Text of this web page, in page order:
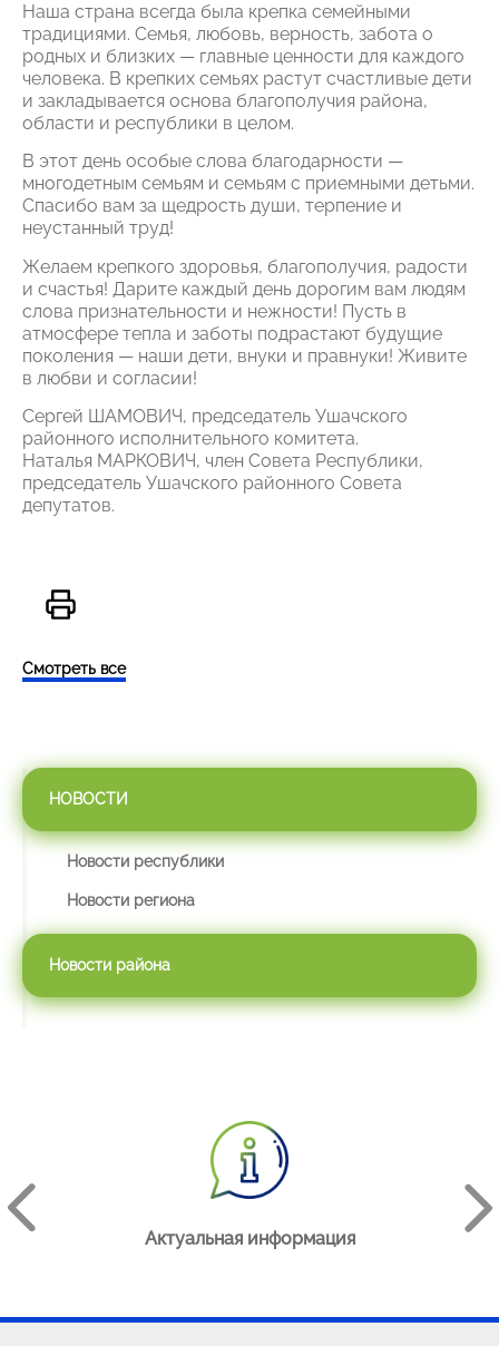
Наша страна всегда была крепка семейными
традициями. Семья, любовь, верность, забота о
родных и близких — главные ценности для каждого
человека. В крепких семьях растут счастливые дети
и закладывается основа благополучия района,
области и республики в целом.
В этот день особые слова благодарности —
многодетным семьям и семьям с приемными детьми.
Спасибо вам за щедрость души, терпение и
неустанный труд!
Желаем крепкого здоровья, благополучия, радости
и счастья! Дарите каждый день дорогим вам людям
слова признательности и нежности! Пусть в
атмосфере тепла и заботы подрастают будущие
поколения — наши дети, внуки и правнуки! Живите
в любви и согласии!
Сергей ШАМОВИЧ, председатель Ушачского
районного исполнительного комитета.
Наталья МАРКОВИЧ, член Совета Республики,
председатель Ушачского районного Совета
депутатов.
Смотреть все
НОВОСТИ
Новости республики
Новости региона
Новости района
Актуальная информация